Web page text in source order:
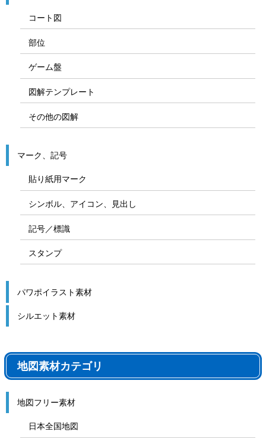
コート図
部位
ゲーム盤
図解テンプレート
その他の図解
マーク、記号
貼り紙用マーク
シンボル、アイコン、見出し
記号／標識
スタンプ
パワポイラスト素材
シルエット素材
地図素材カテゴリ
地図フリー素材
日本全国地図